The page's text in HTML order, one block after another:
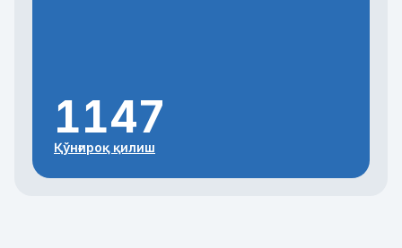
1147
Қўнғироқ қилиш